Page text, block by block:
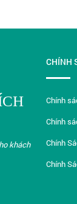
khách
CHÍNH
Chính
Chính
Chính
Chính